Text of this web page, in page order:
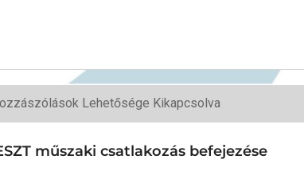
Lehetősége Kikapcsolva
műszaki csatlakozás befejezése